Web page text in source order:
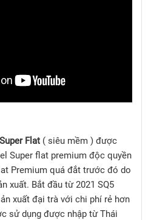
Flat ( siêu mềm ) được
Super flat premium độc quyền
Premium quá đắt trước đó do
xuất. Bắt đầu từ 2021 SQ5
xuất đại trà với chi phí rẻ hơn
sử dụng được nhập từ Thái